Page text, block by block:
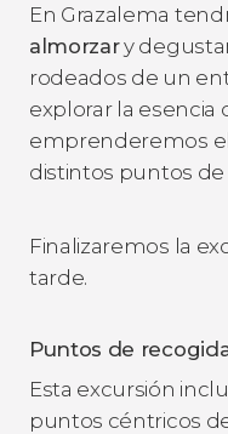
En Grazalema
almorzary
rodeados de un
explorar la esencia
emprenderemos
distintos puntos de
Finalizaremos la
tarde.
Puntos de
Esta excursión
puntos céntricos